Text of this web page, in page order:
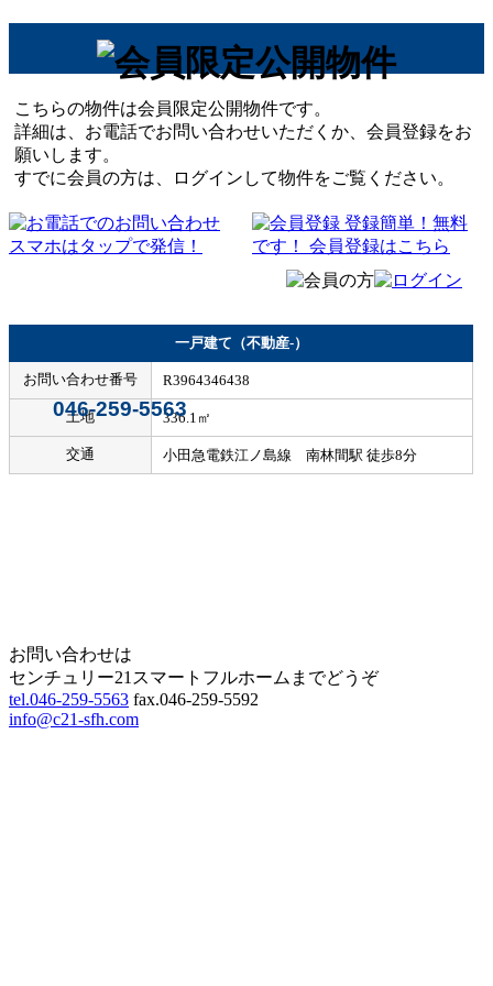
こちらの物件は会員限定公開物件です。
詳細は、お電話でお問い合わせいただくか、会員登録をお
願いします。
すでに会員の方は、ログインして物件をご覧ください。
046-259-5563
一戸建て（不動産-）
お問い合わせ番号 R3964346438
土地 336.1㎡
交通 小田急電鉄江ノ島線 南林間駅 徒歩8分
お問い合わせは
センチュリー21スマートフルホームまでどうぞ
tel.046-259-5563 fax.046-259-5592
info@c21-sfh.com